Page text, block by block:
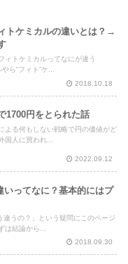
トケミカルの違いとは？→
ィトケミカルってなにが違う
ら“フィト”ケ...
2018.10.18
1700円をとられた話
よる何もしない戦略で円の価値がど
国人に買われ...
2022.09.12
いってなに？基本的にはプ
違うの？」という疑問にこのページ
は結論から...
2018.09.30